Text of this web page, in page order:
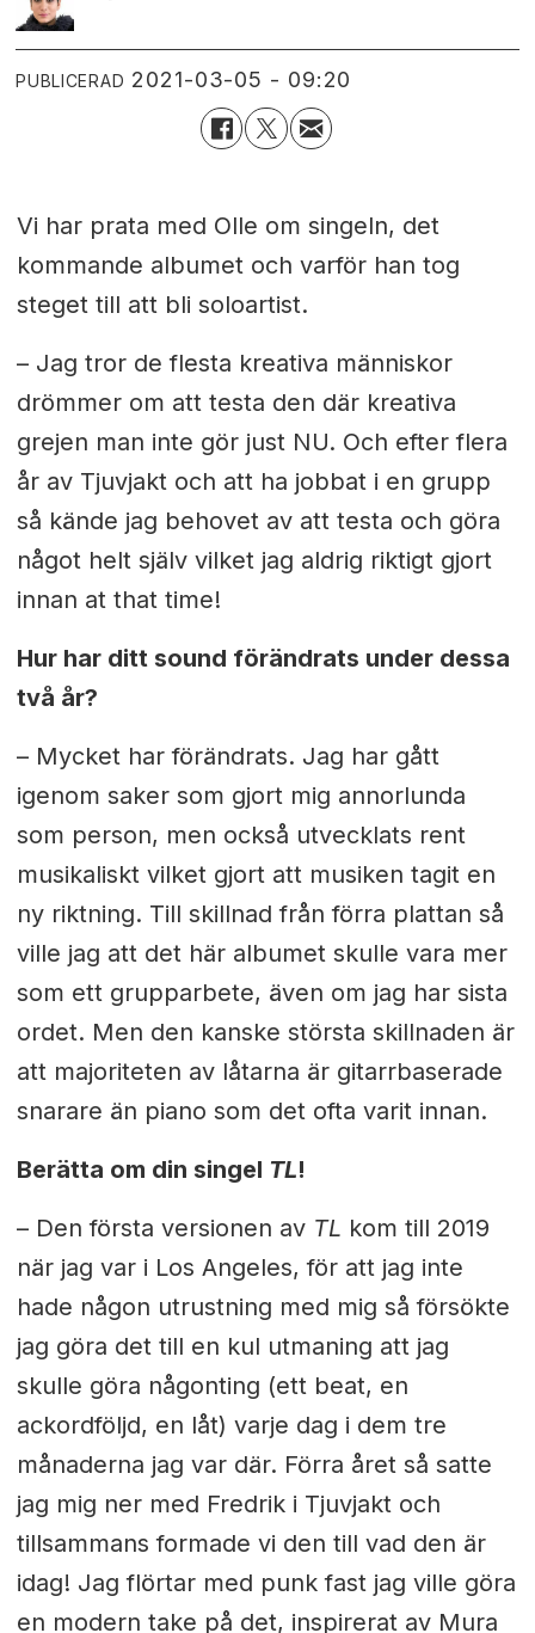
PUBLICERAD 2021-03-05 - 09:20
Vi har prata med Olle om singeln, det
kommande albumet och varför han tog
steget till att bli soloartist.
– Jag tror de flesta kreativa människor
drömmer om att testa den där kreativa
grejen man inte gör just NU. Och efter flera
år av Tjuvjakt och att ha jobbat i en grupp
så kände jag behovet av att testa och göra
något helt själv vilket jag aldrig riktigt gjort
innan at that time!
Hur har ditt sound förändrats under dessa
två år?
– Mycket har förändrats. Jag har gått
igenom saker som gjort mig annorlunda
som person, men också utvecklats rent
musikaliskt vilket gjort att musiken tagit en
ny riktning. Till skillnad från förra plattan så
ville jag att det här albumet skulle vara mer
som ett grupparbete, även om jag har sista
ordet. Men den kanske största skillnaden är
att majoriteten av låtarna är gitarrbaserade
snarare än piano som det ofta varit innan.
Berätta om din singel TL!
– Den första versionen av TL kom till 2019
när jag var i Los Angeles, för att jag inte
hade någon utrustning med mig så försökte
jag göra det till en kul utmaning att jag
skulle göra någonting (ett beat, en
ackordföljd, en låt) varje dag i dem tre
månaderna jag var där. Förra året så satte
jag mig ner med Fredrik i Tjuvjakt och
tillsammans formade vi den till vad den är
idag! Jag flörtar med punk fast jag ville göra
en modern take på det, inspirerat av Mura